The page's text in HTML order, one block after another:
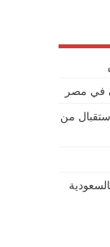
في مصر
من